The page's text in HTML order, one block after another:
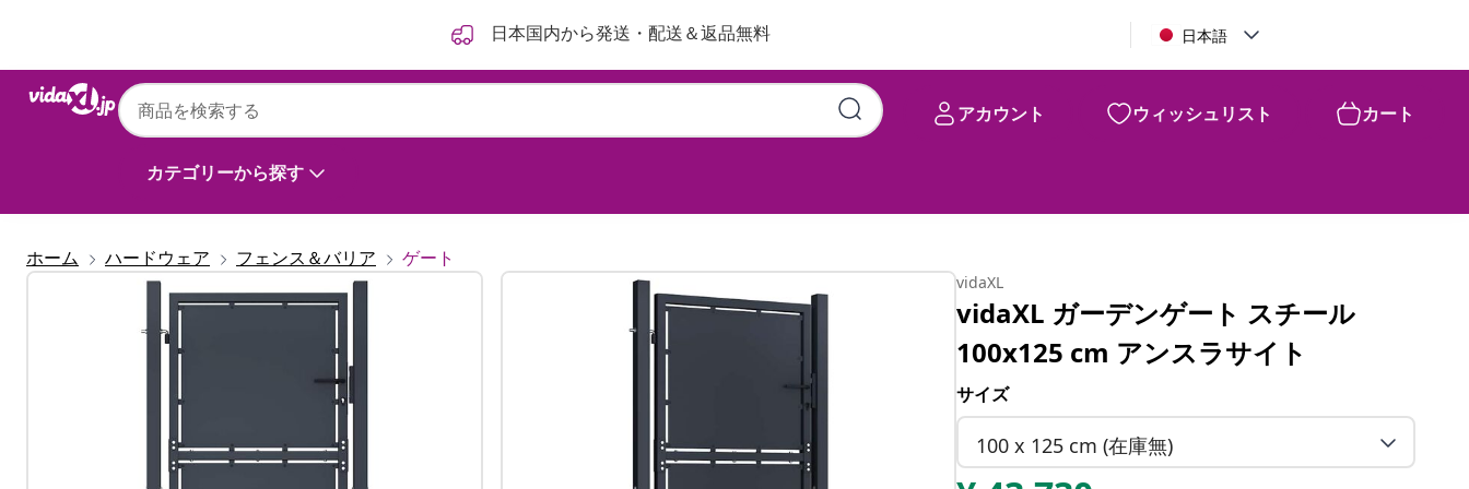
日本国内から発送・配送＆返品無料 日本語
カテゴリーから探す
アカウント ウィッシュリスト カート
vidaXL ¥ 43,730
ホーム ハードウェア フェンス＆バリア ゲート
vidaXL
vidaXL ガーデンゲート スチール
100x125 cm アンスラサイト
サイズ
100 x 125 cm (在庫無)